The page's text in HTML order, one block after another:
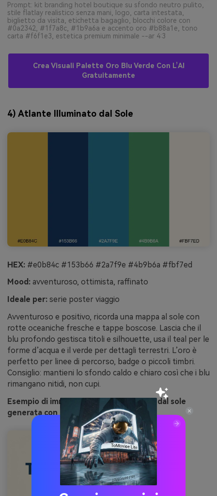
Prompt: kit branding hotel boutique su sfondo neutro pulito,
stile flatlay realistico senza mani, logo, carta intestata,
biglietto da visita, etichetta bagaglio, blocchi colore con
#0a2342, #1f7a8c, #1b9a6a e accento oro #b88a1e, tono
carta #f6f1e3, estetica premium minimale --ar 4:3
Crea Visuali Palette Oro Blu Verde Con L’AI
Gratuitamente
4) Atlante Illuminato dal Sole
HEX: #e0b84c #153b66 #2a7f9e #4b9b6a #fbf7ed
Mood: avventuroso, ottimista, raffinato
Ideale per: serie poster viaggio
Avventuroso e positivo, ricorda una mappa al sole con
rotte oceaniche fresche e tappe boscose. Lascia che il
blu profondo gestisca titoli e silhouette, usa il teal per le
forme d’acqua e il verde per dettagli terrestri. L’oro è
perfetto per linee di percorso, badge o piccoli timbri.
Consiglio: mantieni lo sfondo caldo e chiaro così che i blu
rimangano nitidi, non cupi.
Esempio di immagine atlante illuminato dal sole
generata con media.io